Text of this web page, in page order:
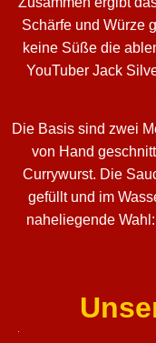
Schärfe und Würze
keine Süße die
YouTuber Jack
Die Basis sind zwei
von Hand
Currywurst. Die
gefüllt und im
naheliegende